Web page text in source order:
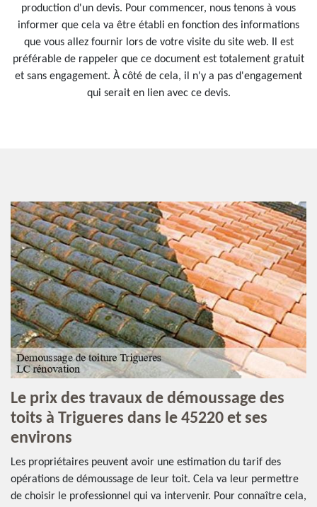
production d'un devis. Pour commencer, nous tenons à vous
informer que cela va être établi en fonction des informations
que vous allez fournir lors de votre visite du site web. Il est
préférable de rappeler que ce document est totalement gratuit
et sans engagement. À côté de cela, il n'y a pas d'engagement
qui serait en lien avec ce devis.
Le prix des travaux de démoussage des
toits à Trigueres dans le 45220 et ses
environs
Les propriétaires peuvent avoir une estimation du tarif des
opérations de démoussage de leur toit. Cela va leur permettre
de choisir le professionnel qui va intervenir. Pour connaître cela,